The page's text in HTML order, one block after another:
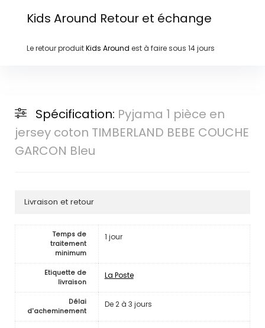
Kids Around Retour et échange
Le retour produitKids Around est à faire sous 14 jours
Spécification: Pyjama 1 pièce en
jersey coton TIMBERLAND BEBE COUCHE
GARCON Bleu
Livraison et retour
Temps de
traitement
minimum
1 jour
Etiquette de
livraison
La Poste
Délai
d'acheminement
De 2 à 3 jours